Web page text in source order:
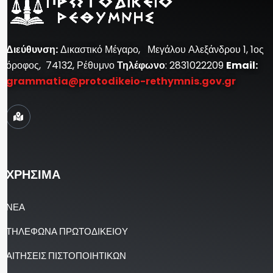
Διεύθυνση:Δικαστικό Μέγαρο, Μεγάλου Αλεξάνδρου 1, 1ος
όροφος, 74132, ΡέθυμνοΤηλέφωνο: 2831022209 Email:
grammatia@protodikeio-rethymnis.gov.gr
ΧΡΗΣΙΜΑ
ΝΕΑ
ΤΗΛΕΦΩΝΑ ΠΡΩΤΟΔΙΚΕΙΟΥ
ΑΙΤΗΣΕΙΣ ΠΙΣΤΟΠΟΙΗΤΙΚΩΝ